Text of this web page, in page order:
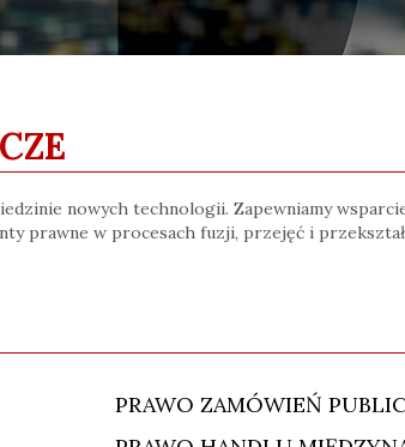
nowych technologii. Zapewniamy
prawne w procesach fuzji, przejęć i
PRAWO ZAMÓWIEŃ